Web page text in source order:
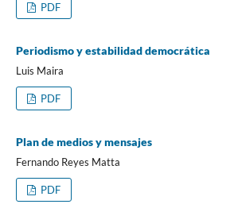
PDF
Periodismo y estabilidad democrática
Luis Maira
PDF
Plan de medios y mensajes
Fernando Reyes Matta
PDF